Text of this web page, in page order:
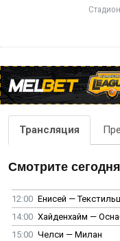
Трансляция
Смотрите сегодня
12:00 Енисей —
14:00 Хайденхайм —
15:00 Челси — Милан